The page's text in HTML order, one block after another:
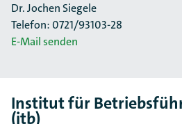
Dr. Jochen Siegele
Telefon: 0721/93103-28
E-Mail senden
Institut für
(itb)